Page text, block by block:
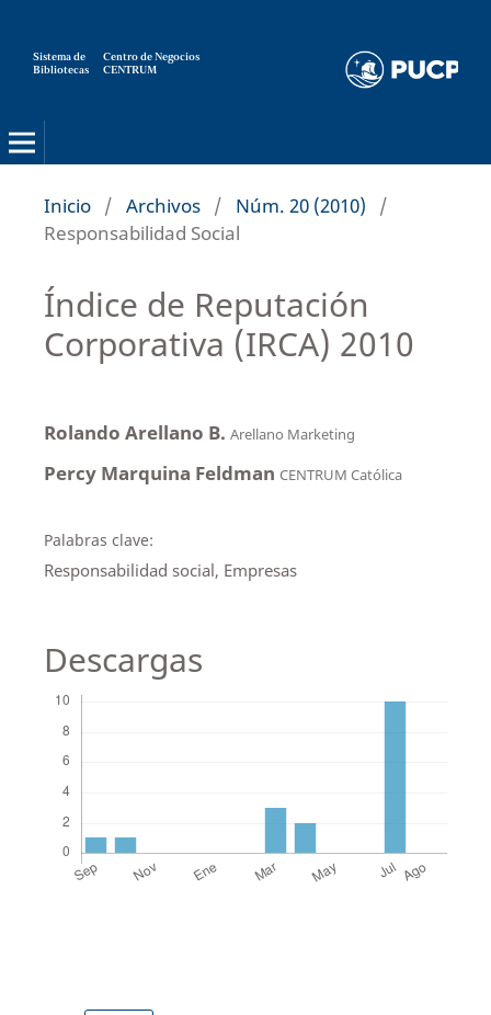
Sistema de
Bibliotecas
Centro de Negocios
CENTRUM
Inicio / Archivos / Núm. 20 (2010)
/
Responsabilidad Social
Índice de Reputación
Corporativa (IRCA) 2010
Rolando Arellano B. Arellano Marketing
Percy Marquina Feldman CENTRUM Católica
Palabras clave:
Responsabilidad social, Empresas
Descargas